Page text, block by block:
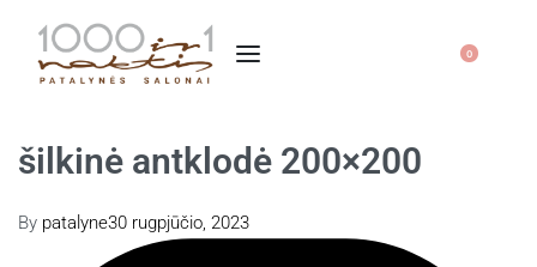
0
šilkinė antklodė 200×200
By patalyne30 rugpjūčio, 2023